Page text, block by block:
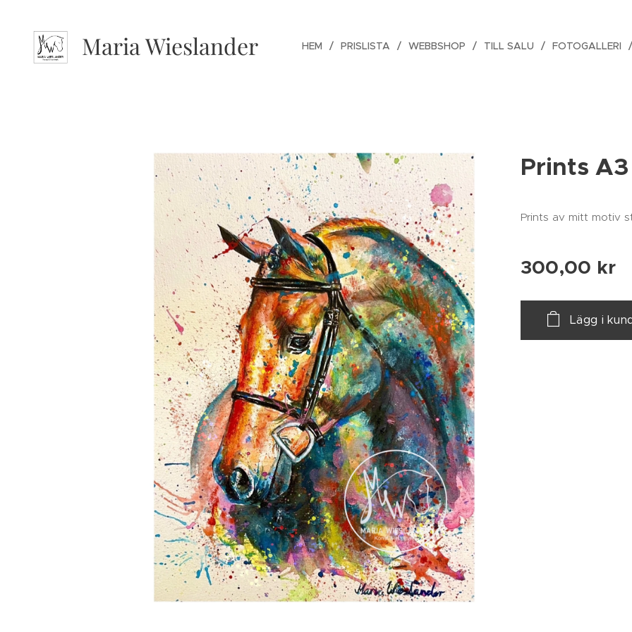
Maria Wieslander HEM PRISLISTA WEBBSHOP TILL SALU FOTOGALLERI
Prints
Prints av mitt motiv
300,00 kr
Lägg i